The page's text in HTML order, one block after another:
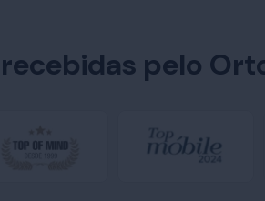
pelo